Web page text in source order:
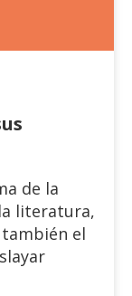
de la
literatura,
el